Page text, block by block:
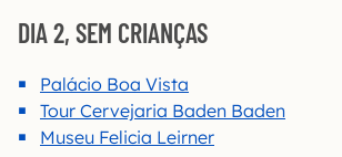
DIA 2, SEM CRIANÇAS
Palácio Boa Vista
Tour Cervejaria Baden Baden
Museu Felicia Leirner